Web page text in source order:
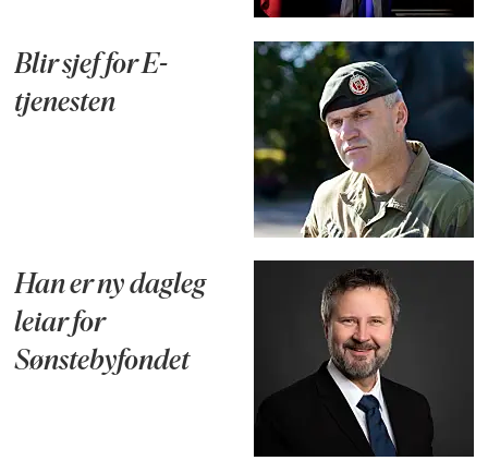
Blir sjef for E-
tjenesten
Han er ny dagleg
leiar for
Sønstebyfondet